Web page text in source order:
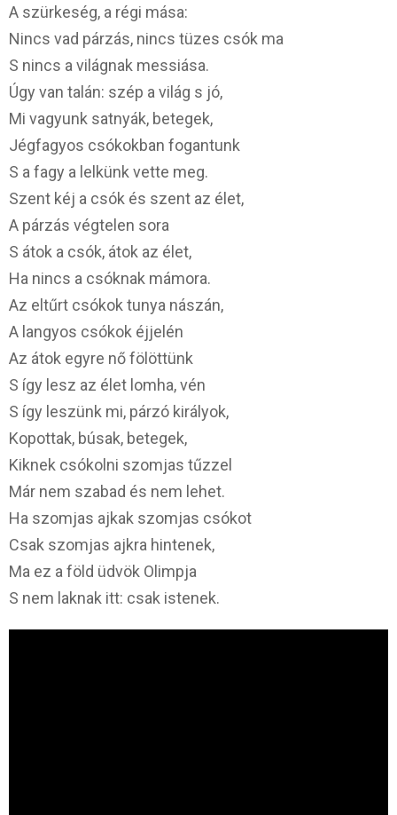
A szürkeség, a régi mása:
Nincs vad párzás, nincs tüzes csók ma
S nincs a világnak messiása.
Úgy van talán: szép a világ s jó,
Mi vagyunk satnyák, betegek,
Jégfagyos csókokban fogantunk
S a fagy a lelkünk vette meg.
Szent kéj a csók és szent az élet,
A párzás végtelen sora
S átok a csók, átok az élet,
Ha nincs a csóknak mámora.
Az eltűrt csókok tunya nászán,
A langyos csókok éjjelén
Az átok egyre nő fölöttünk
S így lesz az élet lomha, vén
S így leszünk mi, párzó királyok,
Kopottak, búsak, betegek,
Kiknek csókolni szomjas tűzzel
Már nem szabad és nem lehet.
Ha szomjas ajkak szomjas csókot
Csak szomjas ajkra hintenek,
Ma ez a föld üdvök Olimpja
S nem laknak itt: csak istenek.